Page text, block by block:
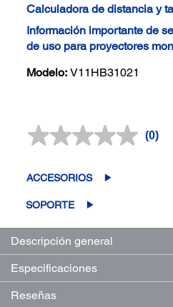
Calculadora de distancia y
Información importante de
de uso para proyectores
Modelo: V11HB31021
Sin
(0)
ACCESORIOS
SOPORTE
Descripción general
Especificaciones
Reseñas